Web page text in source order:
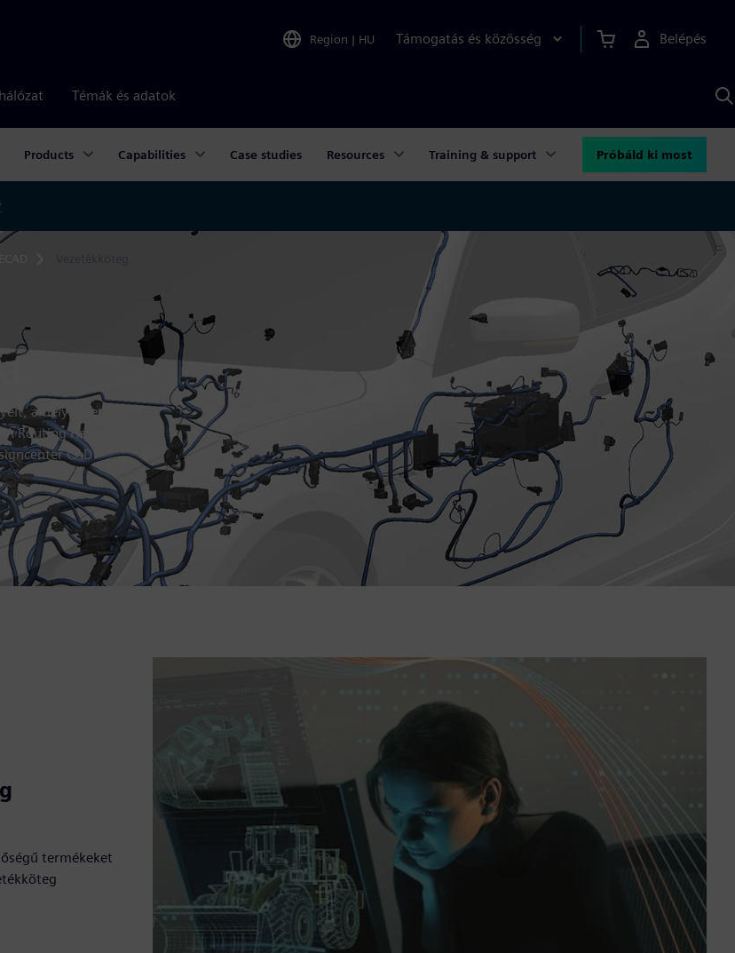
Region | HU Támogatás és közösség Belépés
Témák és adatok
Products Capabilities Case studies Resources Training & support Próbáld ki most
amely lehetővé
Routing Harness
CAD
termékeket